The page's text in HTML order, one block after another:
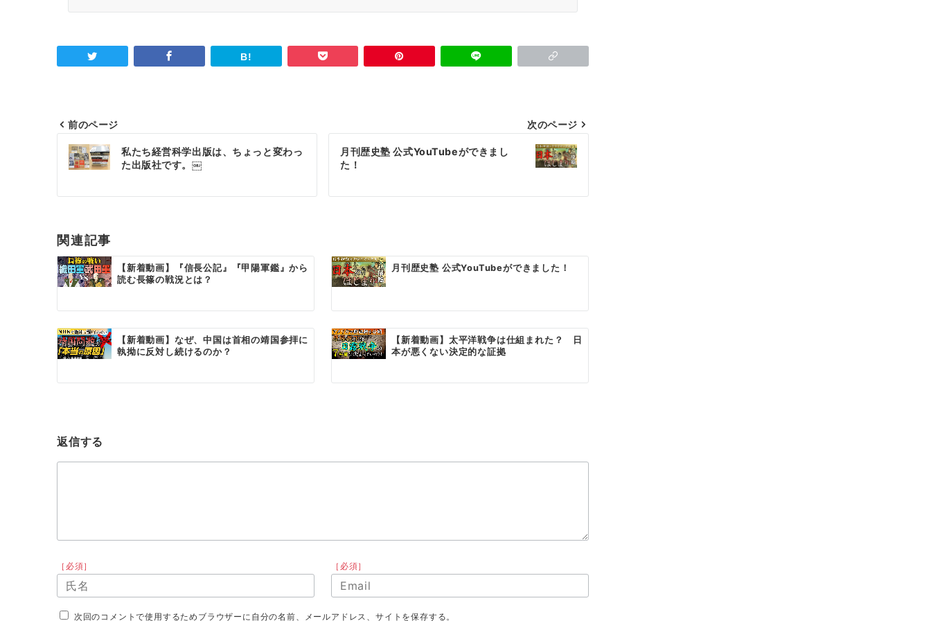
投
稿
ゲ
ー
シ
ョ
ン
前のページ
私たち経営科学出版は、ちょっと変わっ
た出版社です。￼
次のページ
月刊歴史塾 公式YouTubeができまし
た！
関連記事
【新着動画】『信長公記』『甲陽軍鑑』から
読む長篠の戦況とは？
月刊歴史塾 公式YouTubeができました！
【新着動画】なぜ、中国は首相の靖国参拝に
執拗に反対し続けるのか？
【新着動画】太平洋戦争は仕組まれた？ 日
本が悪くない決定的な証拠
返信する
［必須］ ［必須］
次回のコメントで使用するためブラウザーに自分の名前、メールアドレス、サイトを保存する。